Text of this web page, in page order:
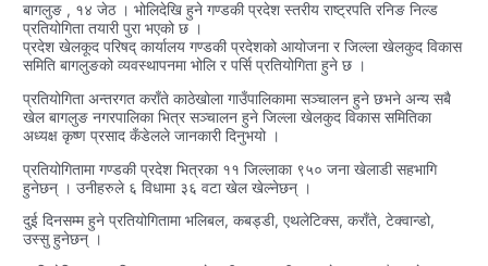
बागलुङ , १४ जेठ । भोलिदेखि हुने गण्डकी प्रदेश स्तरीय राष्ट्रपति रनिङ निल्ड
प्रतियोगिता तयारी पुरा भएको छ ।
प्रदेश खेलकूद परिषद् कार्यालय गण्डकी प्रदेशको आयोजना र जिल्ला खेलकुद विकास
समिति बागलुङको व्यवस्थापनमा भोलि र पर्सि प्रतियोगिता हुने छ ।
प्रतियोगिता अन्तरगत कराँते काठेखोला गाउँपालिकामा सञ्चालन हुने छभने अन्य सबै
खेल बागलुङ नगरपालिका भित्र सञ्चालन हुने जिल्ला खेलकुद विकास समितिका
अध्यक्ष कृष्ण प्रसाद कँडेलले जानकारी दिनुभयो ।
प्रतियोगितामा गण्डकी प्रदेश भित्रका ११ जिल्लाका ९५० जना खेलाडी सहभागि
हुनेछन् । उनीहरुले ६ विधामा ३६ वटा खेल खेल्नेछन् ।
दुई दिनसम्म हुने प्रतियोगितामा भलिबल, कबड्डी, एथलेटिक्स, कराँते, टेक्वान्डो,
उस्सु हुनेछन् ।